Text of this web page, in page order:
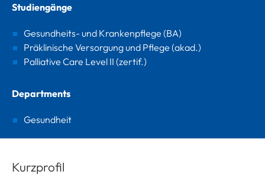
Studiengänge
Gesundheits- und Krankenpflege (BA)
Präklinische Versorgung und Pflege (akad.)
Palliative Care Level II (zertif.)
Departments
Gesundheit
Kurzprofil